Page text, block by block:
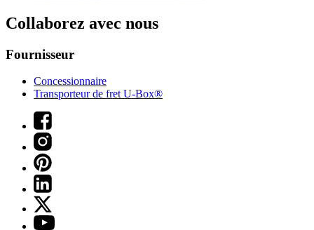
Collaborez avec nous
Fournisseur
Concessionnaire
Transporteur de fret U-Box®